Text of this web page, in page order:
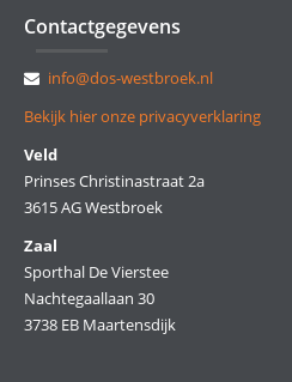
Contactgegevens
info@dos-westbroek.nl
Bekijk hier onze privacyverklaring
Veld
Prinses Christinastraat 2a
3615 AG Westbroek
Zaal
Sporthal De Vierstee
Nachtegaallaan 30
3738 EB Maartensdijk